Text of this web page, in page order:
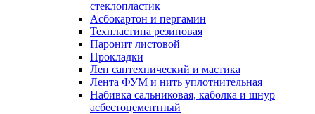
стеклопластик
Асбокартон и пергамин
Техпластина резиновая
Паронит листовой
Прокладки
Лен сантехнический и мастика
Лента ФУМ и нить уплотнительная
Набивка сальниковая, каболка и шнур
асбестоцементный